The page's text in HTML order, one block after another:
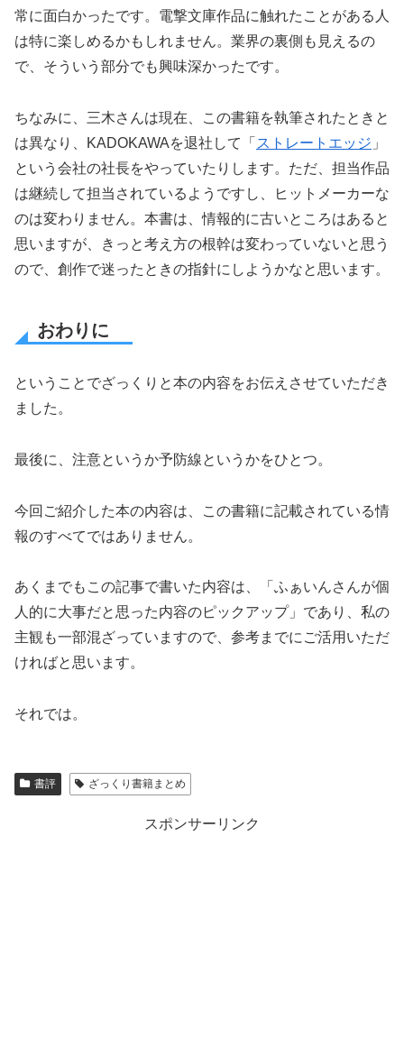
常に面白かったです。電撃文庫作品に触れたことがある人
は特に楽しめるかもしれません。業界の裏側も見えるの
で、そういう部分でも興味深かったです。
ちなみに、三木さんは現在、この書籍を執筆されたときと
は異なり、KADOKAWAを退社して「 ストレートエッジ 」
という会社の社長をやっていたりします。ただ、担当作品
は継続して担当されているようですし、ヒットメーカーな
のは変わりません。本書は、情報的に古いところはあると
思いますが、きっと考え方の根幹は変わっていないと思う
ので、創作で迷ったときの指針にしようかなと思います。
おわりに
ということでざっくりと本の内容をお伝えさせていただき
ました。
最後に、注意というか予防線というかをひとつ。
今回ご紹介した本の内容は、この書籍に記載されている情
報のすべてではありません。
あくまでもこの記事で書いた内容は、「ふぁいんさんが個
人的に大事だと思った内容のピックアップ」であり、私の
主観も一部混ざっていますので、参考までにご活用いただ
ければと思います。
それでは。
書評 ざっくり書籍まとめ
スポンサーリンク